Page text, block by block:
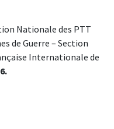
Nationale des PTT
de Guerre – Section
Internationale de